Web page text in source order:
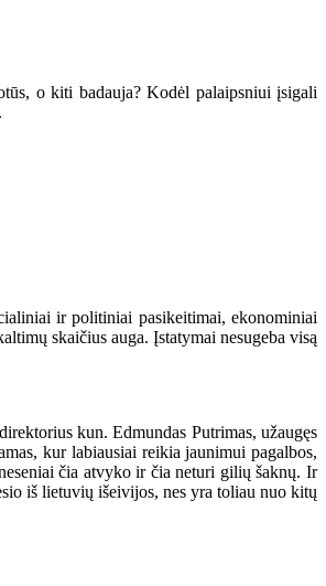
o kiti badauja? Kodėl palaipsniui įsigali
ir politiniai pasikeitimai, ekonominiai
skaičius auga. Įstatymai nesugeba visą
kun. Edmundas Putrimas, užaugęs
kur labiausiai reikia jaunimui pagalbos,
čia atvyko ir čia neturi gilių šaknų. Ir
iš lietuvių išeivijos, nes yra toliau nuo kitų